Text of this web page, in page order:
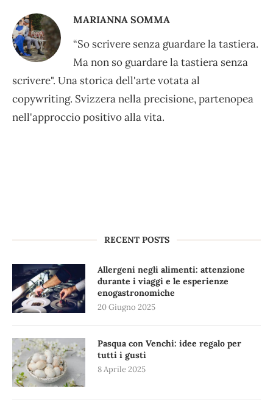
MARIANNA SOMMA
“So scrivere senza guardare la tastiera.
Ma non so guardare la tastiera senza
scrivere". Una storica dell'arte votata al
copywriting. Svizzera nella precisione, partenopea
nell'approccio positivo alla vita.
RECENT POSTS
Allergeni negli alimenti: attenzione
durante i viaggi e le esperienze
enogastronomiche
20 Giugno 2025
Pasqua con Venchi: idee regalo per
tutti i gusti
8 Aprile 2025